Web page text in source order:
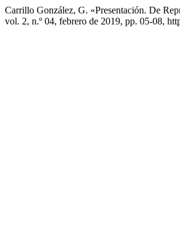
Carrillo González, G. «Presentación. De
vol. 2, n.º 04, febrero de 2019, pp. 05-08,